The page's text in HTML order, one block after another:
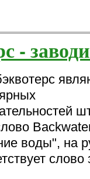
-
воды", на
слово